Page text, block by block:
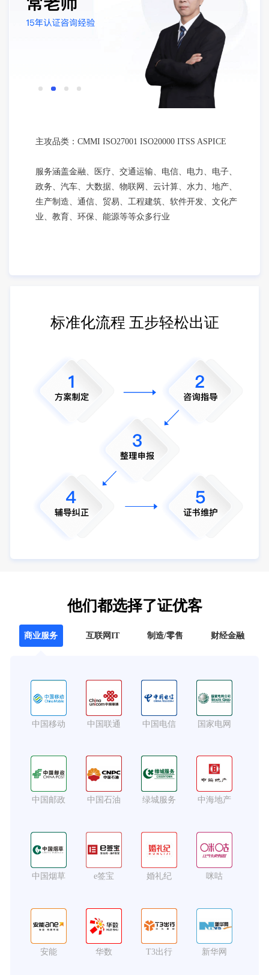
主攻品类：CMMI ISO27001 ISO20000 ITSS ASPICE
服务涵盖金融、医疗、交通运输、电信、电力、电子、
政务、汽车、大数据、物联网、云计算、水力、地产、
生产制造、通信、贸易、工程建筑、软件开发、文化产
业、教育、环保、能源等等众多行业
标准化流程 五步轻松出证
他们都选择了证优客
商业服务 互联网IT 制造/零售 财经金融
中国移动 中国联通 中国电信 国家电网
中国邮政 中国石油 绿城服务 中海地产
中国烟草 e签宝 婚礼纪 咪咕
安能 华数 T3出行 新华网